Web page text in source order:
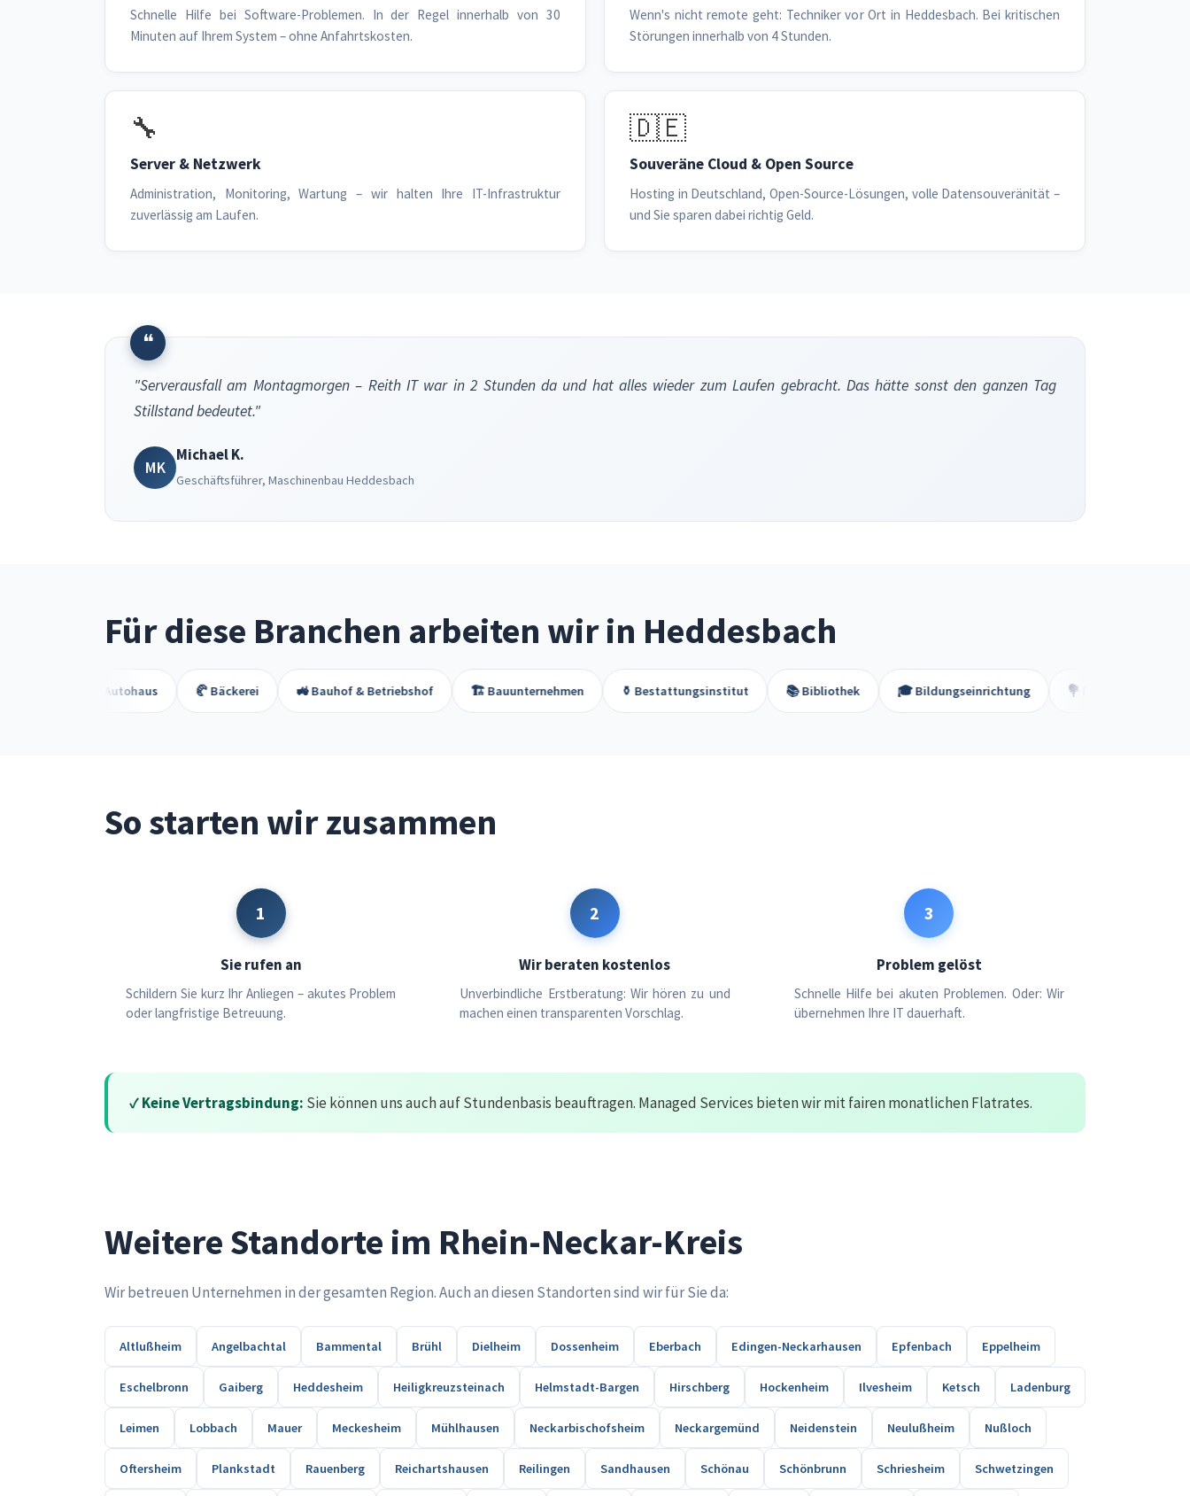
Schnelle Hilfe bei Software-Problemen. In der Regel innerhalb von 30
Minuten auf Ihrem System – ohne Anfahrtskosten.
Wenn's nicht remote geht: Techniker vor Ort in Heddesbach. Bei kritischen
Störungen innerhalb von 4 Stunden.
🔧
Server & Netzwerk
Administration, Monitoring, Wartung – wir halten Ihre IT-Infrastruktur
zuverlässig am Laufen.
🇩🇪
Souveräne Cloud & Open Source
Hosting in Deutschland, Open-Source-Lösungen, volle Datensouveränität –
und Sie sparen dabei richtig Geld.
❝
"Serverausfall am Montagmorgen – Reith IT war in 2 Stunden da und hat alles wieder zum Laufen gebracht. Das hätte sonst den ganzen Tag
Stillstand bedeutet."
MK
Michael K.
Geschäftsführer, Maschinenbau Heddesbach
Für diese Branchen arbeiten wir in Heddesbach
🥐 Bäckerei 🚜 Bauhof & Betriebshof 🏗️ Bauunternehmen ⚱️ Bestattungsinstitut 📚 Bibliothek 🎓 Bildungseinrichtung 💐 Blumenladen
So starten wir zusammen
1
Sie rufen an
Schildern Sie kurz Ihr Anliegen – akutes Problem
oder langfristige Betreuung.
2
Wir beraten kostenlos
Unverbindliche Erstberatung: Wir hören zu und
machen einen transparenten Vorschlag.
3
Problem gelöst
Schnelle Hilfe bei akuten Problemen. Oder: Wir
übernehmen Ihre IT dauerhaft.
✓ Keine Vertragsbindung: Sie können uns auch auf Stundenbasis beauftragen. Managed Services bieten wir mit fairen monatlichen Flatrates.
Weitere Standorte im Rhein-Neckar-Kreis
Wir betreuen Unternehmen in der gesamten Region. Auch an diesen Standorten sind wir für Sie da:
Altlußheim Angelbachtal Bammental Brühl Dielheim Dossenheim Eberbach Edingen-Neckarhausen Epfenbach Eppelheim
Eschelbronn Gaiberg Heddesheim Heiligkreuzsteinach Helmstadt-Bargen Hirschberg Hockenheim Ilvesheim Ketsch Ladenburg
Leimen Lobbach Mauer Meckesheim Mühlhausen Neckarbischofsheim Neckargemünd Neidenstein Neulußheim Nußloch
Oftersheim Plankstadt Rauenberg Reichartshausen Reilingen Sandhausen Schönau Schönbrunn Schriesheim Schwetzingen